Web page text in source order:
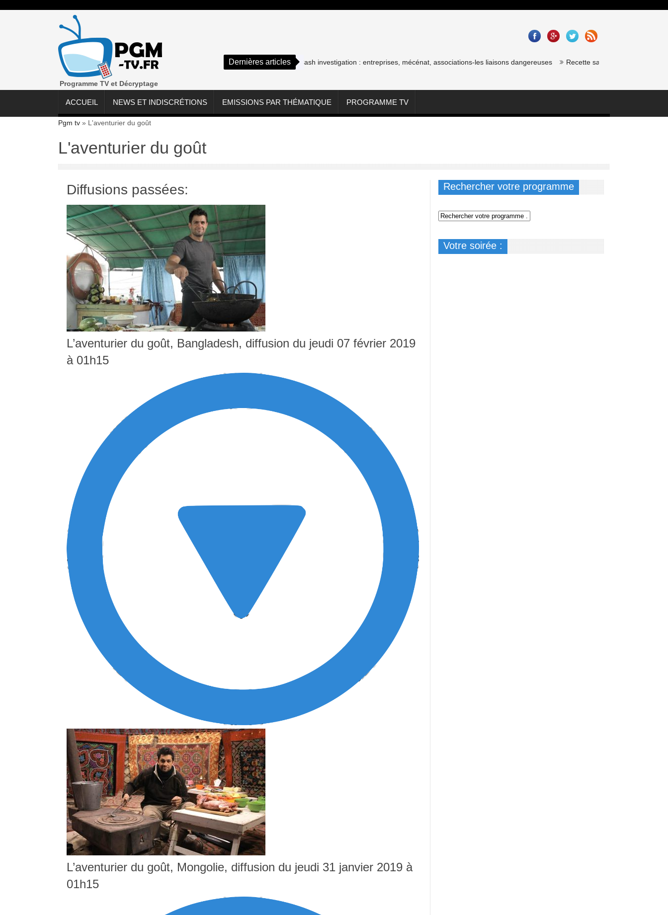
Programme TV et Décryptage
Dernières articlesCash investigation : entreprises, mécénat, associations-les liaisons dangereuses Recette saumon gravlax de chef étoilé :
ACCUEIL NEWS ET INDISCRÉTIONS EMISSIONS PAR THÉMATIQUE PROGRAMME TV
Pgm tv » L'aventurier du goût
L'aventurier du goût
Diffusions passées:
L’aventurier du goût, Bangladesh, diffusion du jeudi 07 février 2019
à 01h15
L’aventurier du goût, Mongolie, diffusion du jeudi 31 janvier 2019 à
01h15
Rechercher votre programme
Votre soirée :